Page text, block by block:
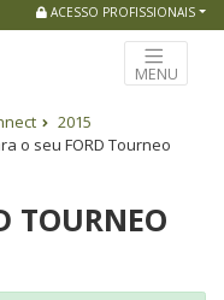
ACESSO PROFISSIONAIS
MENU
2015
o seu FORD Tourneo
TOURNEO